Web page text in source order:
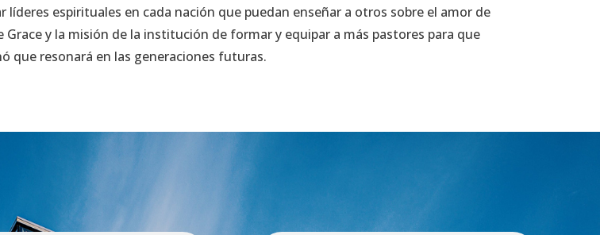
espirituales en cada nación que puedan enseñar a otros sobre el amor de
y la misión de la institución de formar y equipar a más pastores para que
que resonará en las generaciones futuras.